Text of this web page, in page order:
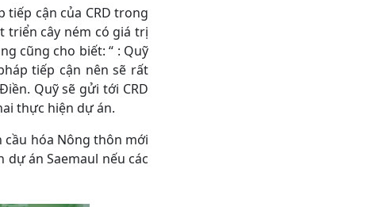
cận của CRD trong
triển cây ném có giá trị
cũng cho biết: “ : Quỹ
tiếp cận nên sẽ rất
Quỹ sẽ gửi tới CRD
thực hiện dự án.
cầu hóa Nông thôn mới
dự án Saemaul nếu các